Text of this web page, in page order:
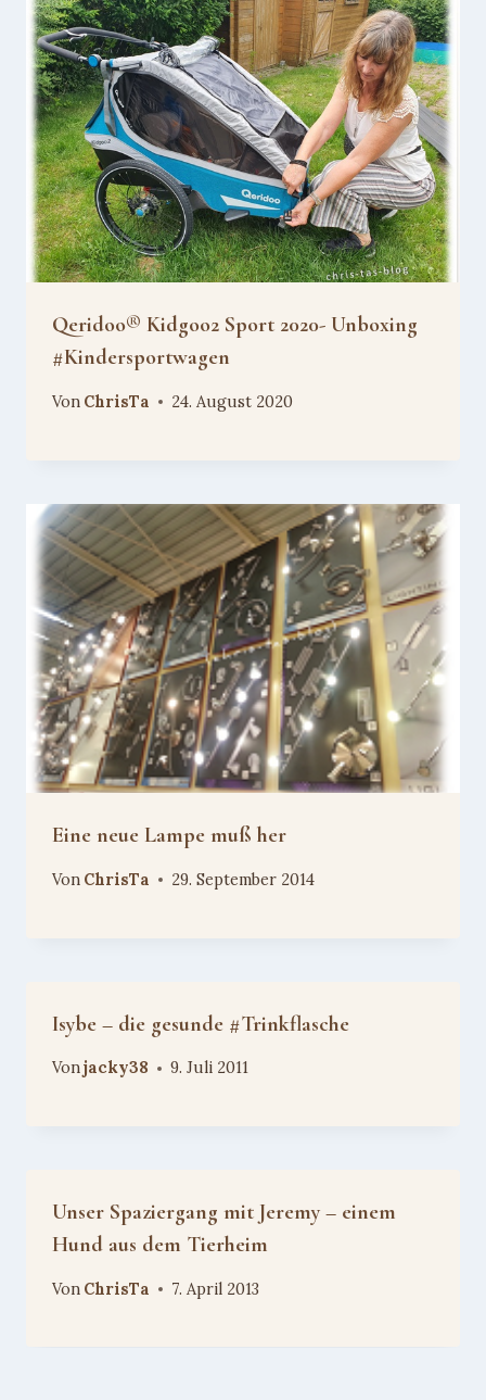
Qeridoo® Kidgoo2 Sport 2020- Unboxing
#Kindersportwagen
Von ChrisTa 24. August 2020
Eine neue Lampe muß her
Von ChrisTa 29. September 2014
Isybe – die gesunde #Trinkflasche
Vonjacky38 9. Juli 2011
Unser Spaziergang mit Jeremy – einem
Hund aus dem Tierheim
Von ChrisTa 7. April 2013